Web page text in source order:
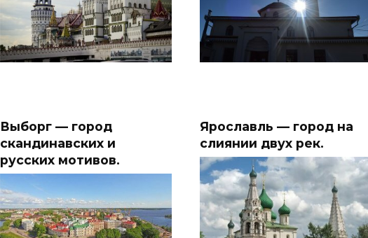
Выборг — город
скандинавских и
русских мотивов.
Ярославль — город на
слиянии двух рек.